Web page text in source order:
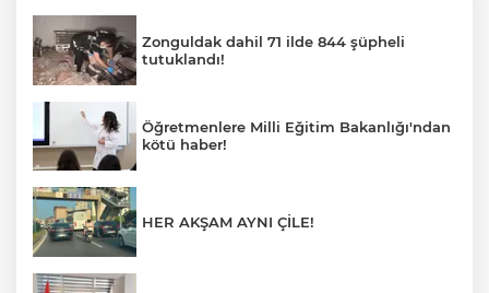
Zonguldak dahil 71 ilde 844 şüpheli
tutuklandı!
Öğretmenlere Milli Eğitim Bakanlığı'ndan
kötü haber!
HER AKŞAM AYNI ÇİLE!